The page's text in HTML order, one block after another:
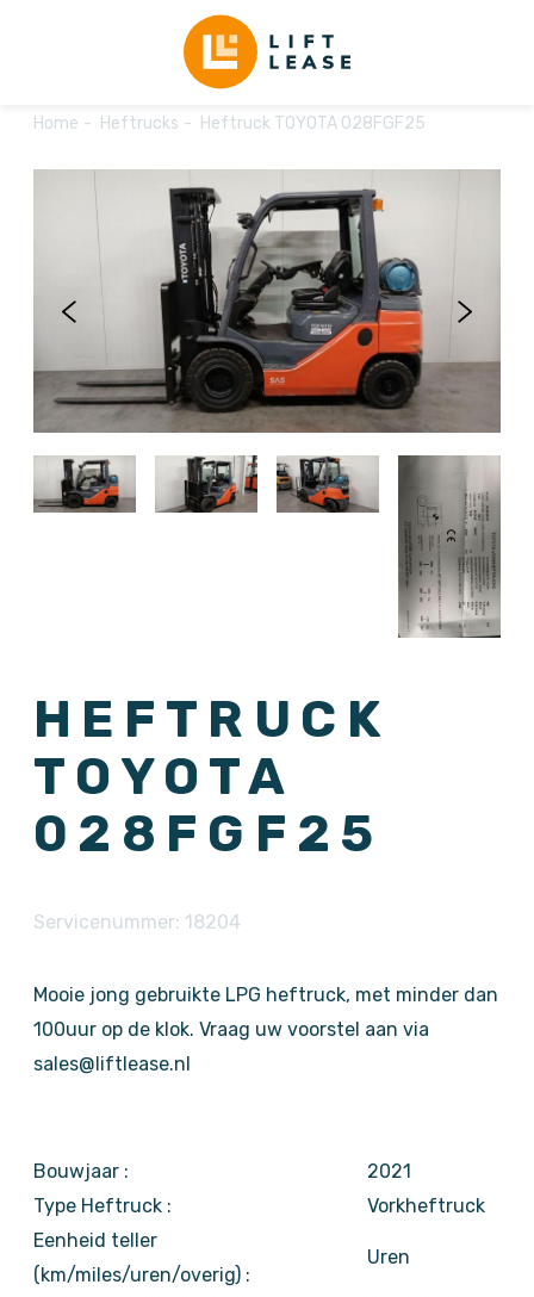
Home Heftrucks Heftruck TOYOTA 028FGF25
HEFTRUCK
TOYOTA
028FGF25
Servicenummer: 18204
Mooie jong gebruikte LPG heftruck, met minder dan
100uur op de klok. Vraag uw voorstel aan via
sales@liftlease.nl
Bouwjaar :
2021
Type Heftruck :
Vorkheftruck
Eenheid teller
(km/miles/uren/overig) :
Uren